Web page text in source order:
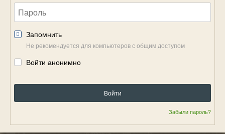
Запомнить
Не рекомендуется для компьютеров с общим доступом
Войти анонимно
Войти
Забыли пароль?